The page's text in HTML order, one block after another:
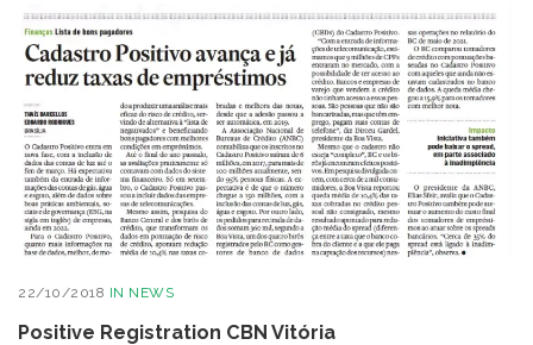
22/10/2018 IN NEWS
Positive Registration CBN Vitória